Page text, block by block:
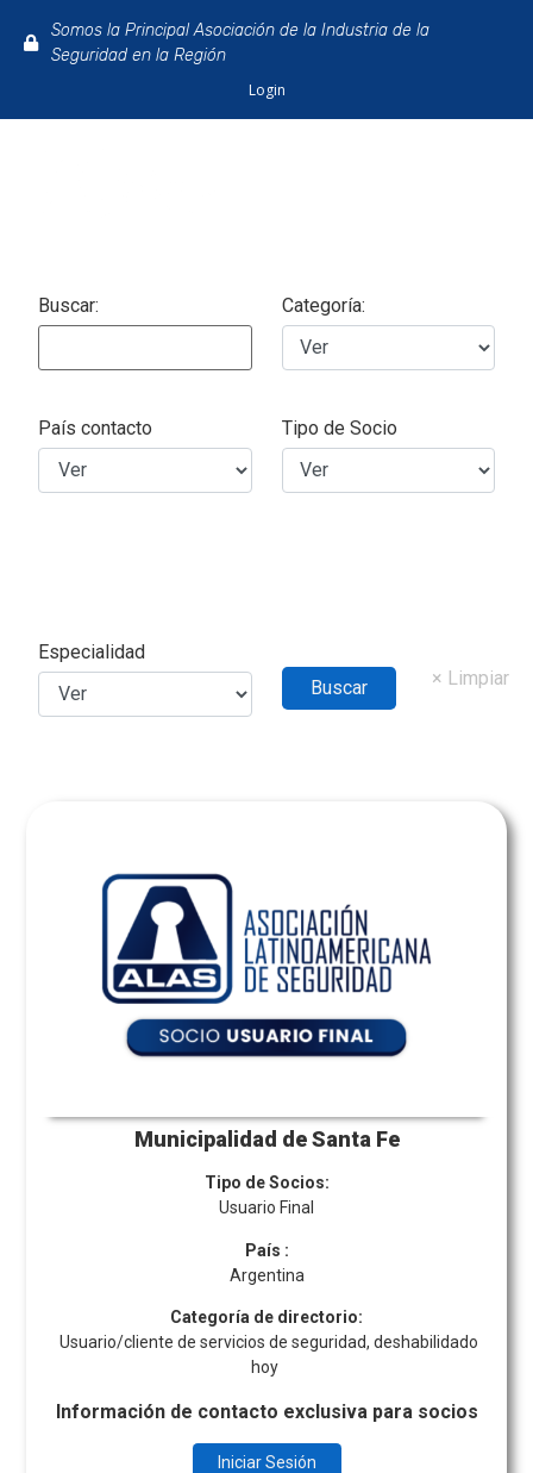
Somos la Principal Asociación de la Industria de la
Seguridad en la Región
Login
Buscar: Categoría:
País contacto Tipo de Socio
Especialidad
Municipalidad de Santa Fe
Tipo de Socios:
Usuario Final
País :
Argentina
Categoría de directorio:
Usuario/cliente de servicios de seguridad, deshabilidado
hoy
Información de contacto exclusiva para socios
Iniciar Sesión